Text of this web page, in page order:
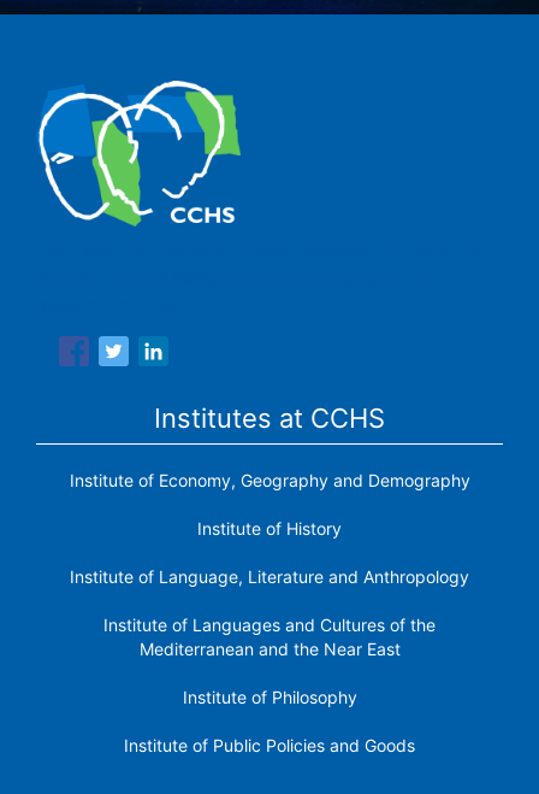
Institutes at CCHS
Institute of Economy, Geography and Demography
Institute of History
Institute of Language, Literature and Anthropology
Institute of Languages ​​and Cultures of the
Mediterranean and the Near East
Institute of Philosophy
Institute of Public Policies and Goods